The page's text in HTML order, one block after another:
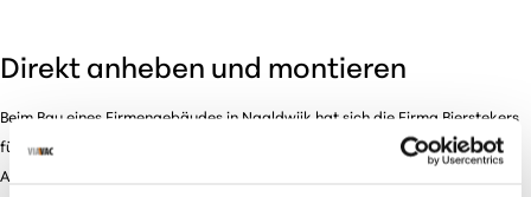
Direkt anheben und montieren
Beim Bau eines Firmengebäudes in Naaldwijk hat sich die Firma Bierstekers
für den VIAVAC CB5, einen fortschrittlichen Vakuumheber, entschieden.
Anstatt die Trapezbleche als Paket auf das Dach anzuheben und dort